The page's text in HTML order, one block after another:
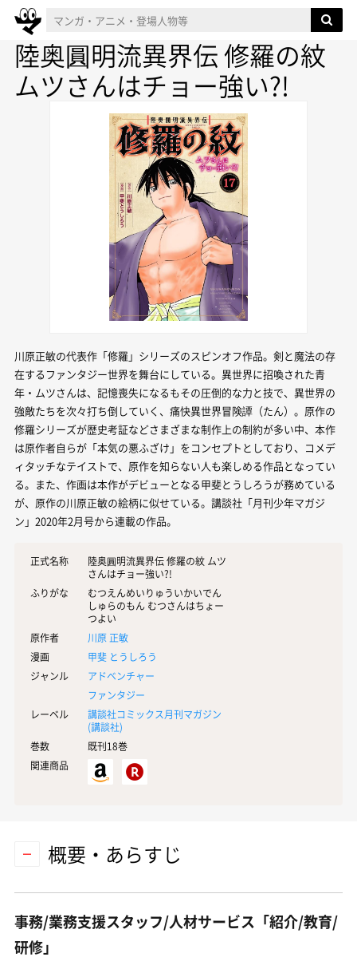
陸奥圓明流異界伝 修羅の紋
ムツさんはチョー強い?!
川原正敏の代表作「修羅」シリーズのスピンオフ作品。剣と魔法の存
在するファンタジー世界を舞台にしている。異世界に招喚された青
年・ムツさんは、記憶喪失になるもその圧倒的な力と技で、異世界の
強敵たちを次々打ち倒していく、痛快異世界冒険譚（たん）。原作の
修羅シリーズが歴史考証などさまざまな制作上の制約が多い中、本作
は原作者自らが「本気の悪ふざけ」をコンセプトとしており、コメデ
ィタッチなテイストで、原作を知らない人も楽しめる作品となってい
る。また、作画は本作がデビューとなる甲斐とうしろうが務めている
が、原作の川原正敏の絵柄に似せている。講談社「月刊少年マガジ
ン」2020年2月号から連載の作品。
正式名称
陸奥圓明流異界伝 修羅の紋 ムツ
さんはチョー強い?!
ふりがな
むつえんめいりゅういかいでん
しゅらのもん むつさんはちょー
つよい
原作者
川原 正敏
漫画
甲斐 とうしろう
ジャンル
アドベンチャー
ファンタジー
レーベル
講談社コミックス月刊マガジン
(講談社)
巻数
既刊18巻
関連商品
概要・あらすじ
事務/業務支援スタッフ/人材サービス「紹介/教育/
研修」